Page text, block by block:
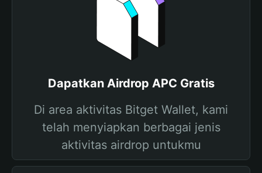
Dapatkan Airdrop APC Gratis
Di area aktivitas Bitget Wallet, kami
telah menyiapkan berbagai jenis
aktivitas airdrop untukmu